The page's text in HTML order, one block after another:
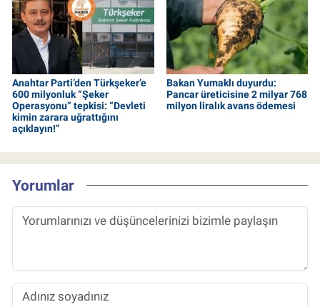
Anahtar Parti’den Türkşeker’e
600 milyonluk “Şeker
Operasyonu” tepkisi: “Devleti
kimin zarara uğrattığını
açıklayın!”
Bakan Yumaklı duyurdu:
Pancar üreticisine 2 milyar 768
milyon liralık avans ödemesi
Yorumlar